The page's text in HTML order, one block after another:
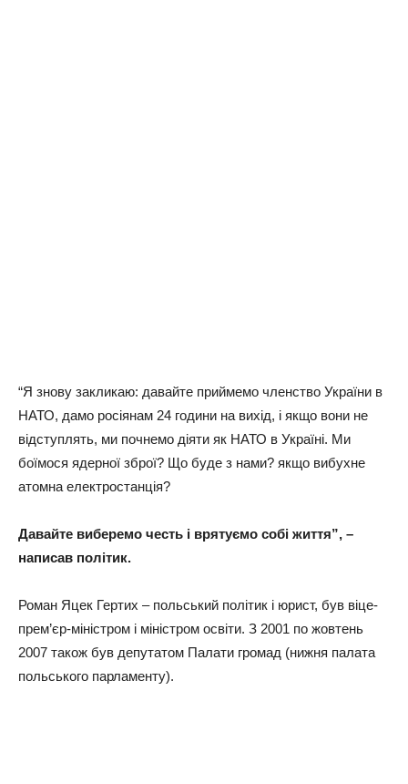
“Я знову закликаю: давайте приймемо членство України в
НАТО, дамо росіянам 24 години на вихід, і якщо вони не
відступлять, ми почнемо діяти як НАТО в Україні. Ми
боїмося ядерної зброї? Що буде з нами? якщо вибухне
атомна електростанція?
Давайте виберемо честь і врятуємо собі життя”, –
написав політик.
Роман Яцек Гертих – польський політик і юрист, був віце-
прем’єр-міністром і міністром освіти. З 2001 по жовтень
2007 також був депутатом Палати громад (нижня палата
польського парламенту).